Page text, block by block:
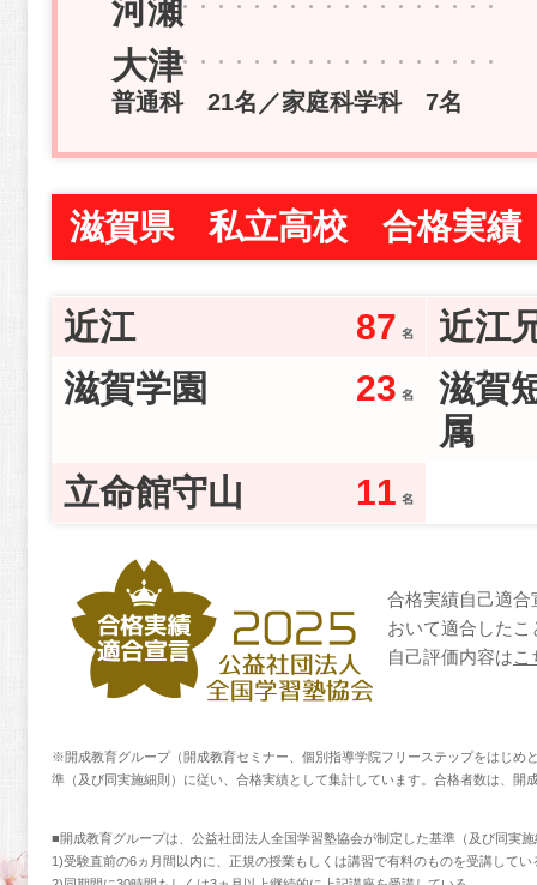
河瀬
大津
普通科 21名／家庭科学科 7名
滋賀県 私立高校 合格実績
近江 87
近江
滋賀学園
23
滋賀
属
立命館守山
11
合格実績自己適
おいて適合した
自己評価内容はこ
※開成教育グループ（開成教育セミナー、個別指導学院フリーステップをはじ
準（及び同実施細則）に従い、合格実績として集計しています。合格者数は、開
■開成教育グループは、公益社団法人全国学習塾協会が制定した基準（及び同実
1)受験直前の6ヵ月間以内に、正規の授業もしくは講習で有料のものを受講してい